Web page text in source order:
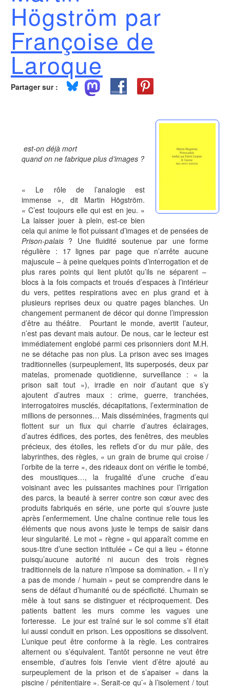
Högström par
Françoise de
Laroque
Partager sur :
est-on déjà mort
quand on ne fabrique plus d’images ?
« Le rôle de l’analogie est
immense », dit Martin Högström.
« C’est toujours elle qui est en jeu. »
La laisser jouer à plein, est-ce bien
cela qui anime le flot puissant d’images et de pensées de
Prison-palais ? Une fluidité soutenue par une forme
régulière : 17 lignes par page que n’arrête aucune
majuscule – à peine quelques points d’interrogation et de
plus rares points qui lient plutôt qu’ils ne séparent –
blocs à la fois compacts et troués d’espaces à l’intérieur
du vers, petites respirations avec en plus grand et à
plusieurs reprises deux ou quatre pages blanches. Un
changement permanent de décor qui donne l’impression
d’être au théâtre. Pourtant le monde, avertit l’auteur,
n’est pas devant mais autour. De nous, car le lecteur est
immédiatement englobé parmi ces prisonniers dont M.H.
ne se détache pas non plus. La prison avec ses images
traditionnelles (surpeuplement, lits superposés, deux par
matelas, promenade quotidienne, surveillance : « la
prison sait tout »), irradie en noir d’autant que s’y
ajoutent d’autres maux : crime, guerre, tranchées,
interrogatoires musclés, décapitations, l’extermination de
millions de personnes… Mais disséminées, fragments qui
flottent sur un flux qui charrie d’autres éclairages,
d’autres édifices, des portes, des fenêtres, des meubles
précieux, des étoiles, les reflets d’or du mur pâle, des
labyrinthes, des règles, « un grain de brume qui croise /
l’orbite de la terre », des rideaux dont on vérifie le tombé,
des moustiques…, la frugalité d’une cruche d’eau
voisinant avec les puissantes machines pour l’irrigation
des parcs, la beauté à serrer contre son cœur avec des
produits fabriqués en série, une porte qui s’ouvre juste
après l’enfermement. Une chaîne continue relie tous les
éléments que nous avons juste le temps de saisir dans
leur singularité. Le mot « règne » qui apparaît comme en
sous-titre d’une section intitulée « Ce qui a lieu » étonne
puisqu’aucune autorité ni aucun des trois règnes
traditionnels de la nature n’impose sa domination. « Il n’y
a pas de monde / humain » peut se comprendre dans le
sens de défaut d’humanité ou de spécificité. L’humain se
mêle à tout sans se distinguer et réciproquement. Des
patients battent les murs comme les vagues une
forteresse. Le jour est traîné sur le sol comme s’il était
lui aussi conduit en prison. Les oppositions se dissolvent.
L’unique peut être conforme à la règle. Les contraires
alternent ou s’équivalent. Tantôt personne ne veut être
ensemble, d’autres fois l’envie vient d’être ajouté au
surpeuplement de la prison et de s’apaiser « dans la
piscine / pénitentiaire ». Serait-ce qu’« à l’isolement / tout